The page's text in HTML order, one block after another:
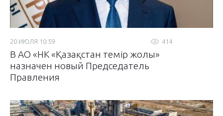
414
20 ИЮЛЯ 10:59
В АО «НК «Қазақстан темір жолы»
назначен новый Председатель
Правления